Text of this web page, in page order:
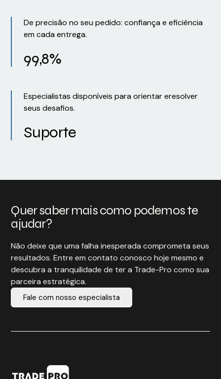
De precisão no seu pedido: confiança e eficiência
em cada entrega.
99,8%
Especialistas disponíveis para orientar eresolver
seus desafios.
Suporte
Quer saber mais como podemos te
ajudar?
Não deixe que uma falha inesperada comprometa seus
resultados. Entre em contato conosco hoje mesmo e
descubra a tranquilidade de ter a Trade-Pro como sua
parceira estratégica.
Fale com nosso especialista